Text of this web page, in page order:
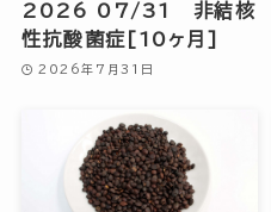
2026 07/31 非結核
性抗酸菌症[10ヶ月]
2026年7月31日